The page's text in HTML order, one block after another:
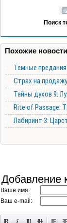
Поиск
Похожие
Темные
Страх на
Тайны духов 9:
Rite of Passage:
Лабиринт 3:
Добавление
Ваше имя:
Ваш e-mail: